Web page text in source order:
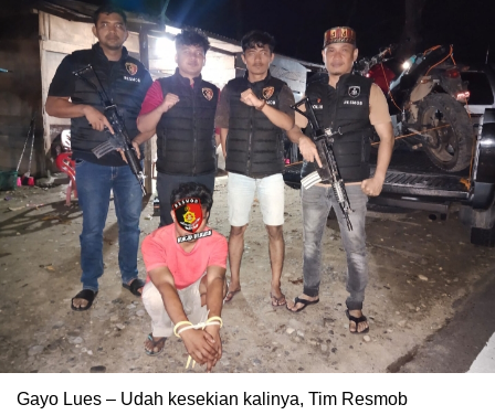
Gayo Lues – Udah kesekian kalinya, Tim Resmob